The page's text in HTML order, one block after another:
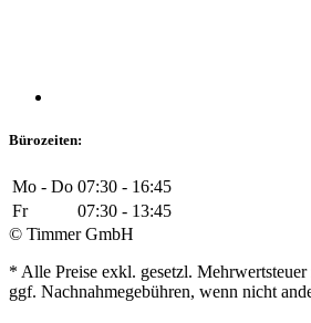
Bürozeiten:
Mo - Do 07:30 - 16:45
Fr
07:30 - 13:45
© Timmer GmbH
* Alle Preise exkl. gesetzl. Mehrwertsteuer
ggf. Nachnahmegebühren, wenn nicht